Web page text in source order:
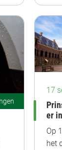
17
er
Op
het